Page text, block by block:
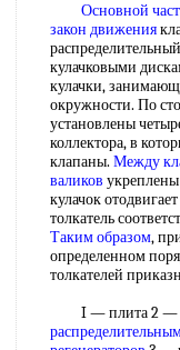
Основной
закон движения
кулачковыми
кулачки,
окружности. По
установлены
коллектора, в
клапаны. Между
валиков
кулачок
толкатель
Таким образом,
определенном
толкателей
I — плита 2 —